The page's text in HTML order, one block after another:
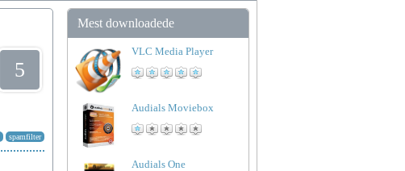
5
spamfilter
Mest downloadede
VLC Media Player
Audials Moviebox
Audials One